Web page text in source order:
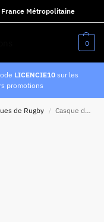
Métropolitaine
0
LICENCIE10 sur les
promotions
de Rugby / Casque de rugby Junior Gilbert Octane Bleu roi et rouge